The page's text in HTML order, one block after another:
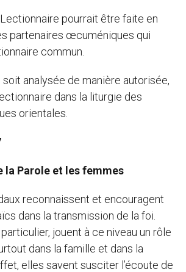
Lectionnaire pourrait être faite en
partenaires œcuméniques qui
commun.
soit analysée de manière autorisée,
dans la liturgie des
orientales.
la Parole et les femmes
reconnaissent et encouragent
dans la transmission de la foi.
jouent à ce niveau un rôle
dans la famille et dans la
elles savent susciter l’écoute de